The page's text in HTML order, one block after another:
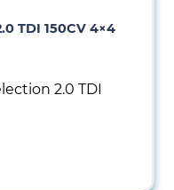
TDI 150CV 4×4